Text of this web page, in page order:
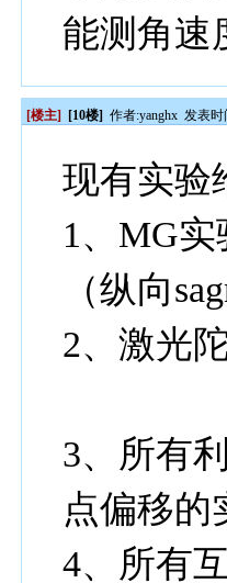
能测角速
[楼主] [10楼] 作者:yanghx 发表时
现有实验
1、MG
（纵向
2、激光
3、所有
点偏移的
4、所有